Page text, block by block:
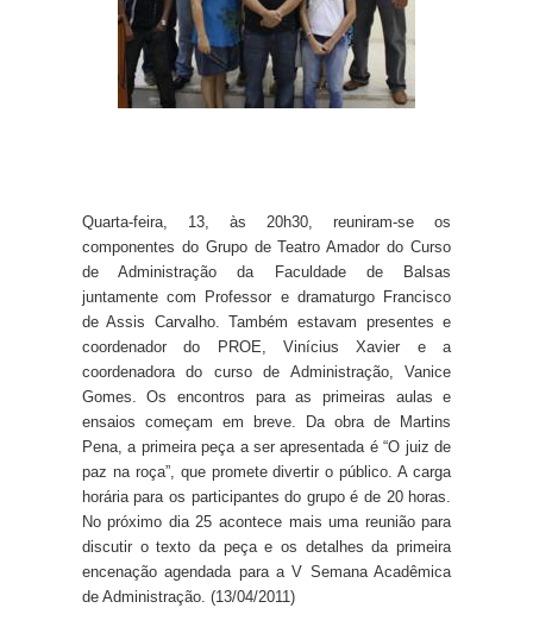
Quarta-feira, 13, às 20h30, reuniram-se os
componentes do Grupo de Teatro Amador do Curso
de Administração da Faculdade de Balsas
juntamente com Professor e dramaturgo Francisco
de Assis Carvalho. Também estavam presentes e
coordenador do PROE, Vinícius Xavier e a
coordenadora do curso de Administração, Vanice
Gomes. Os encontros para as primeiras aulas e
ensaios começam em breve. Da obra de Martins
Pena, a primeira peça a ser apresentada é “O juiz de
paz na roça”, que promete divertir o público. A carga
horária para os participantes do grupo é de 20 horas.
No próximo dia 25 acontece mais uma reunião para
discutir o texto da peça e os detalhes da primeira
encenação agendada para a V Semana Acadêmica
de Administração. (13/04/2011)